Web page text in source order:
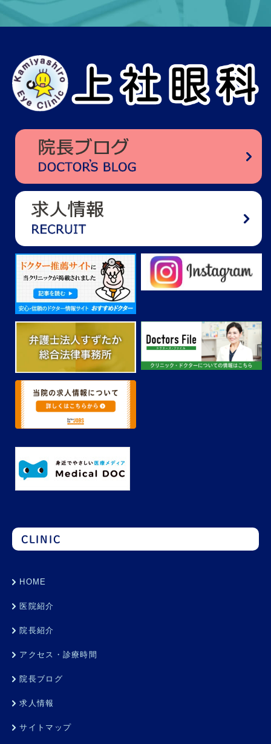
CLINIC
HOME
医院紹介
院長紹介
アクセス・診療時間
院長ブログ
求人情報
サイトマップ